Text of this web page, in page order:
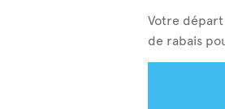
Votre
de rabais